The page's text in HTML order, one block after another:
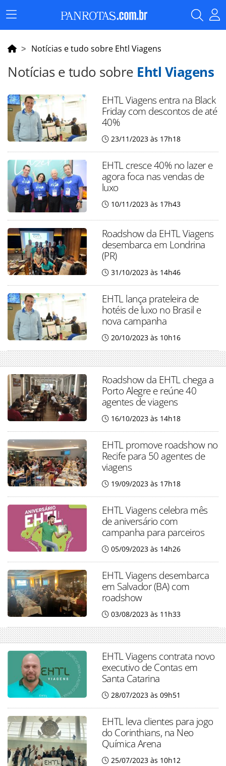
Menu
Principal
Notícias e tudo sobre Ehtl Viagens
Notícias e tudo sobre Ehtl Viagens
EHTL Viagens entra na Black
Friday com descontos de até
40%
23/11/2023 às 17h18
EHTL cresce 40% no lazer e
agora foca nas vendas de
luxo
10/11/2023 às 17h43
Roadshow da EHTL Viagens
desembarca em Londrina
(PR)
31/10/2023 às 14h46
EHTL lança prateleira de
hotéis de luxo no Brasil e
nova campanha
20/10/2023 às 10h16
Roadshow da EHTL chega a
Porto Alegre e reúne 40
agentes de viagens
16/10/2023 às 14h18
EHTL promove roadshow no
Recife para 50 agentes de
viagens
19/09/2023 às 17h18
EHTL Viagens celebra mês
de aniversário com
campanha para parceiros
05/09/2023 às 14h26
EHTL Viagens desembarca
em Salvador (BA) com
roadshow
03/08/2023 às 11h33
EHTL Viagens contrata novo
executivo de Contas em
Santa Catarina
28/07/2023 às 09h51
EHTL leva clientes para jogo
do Corinthians, na Neo
Química Arena
25/07/2023 às 10h12